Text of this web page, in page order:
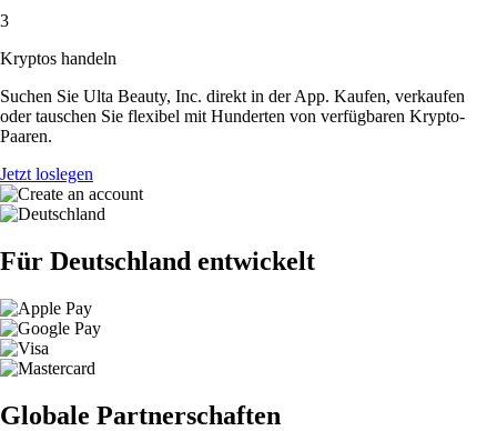
3
Kryptos handeln
Suchen Sie Ulta Beauty, Inc. direkt in der App. Kaufen, verkaufen
oder tauschen Sie flexibel mit Hunderten von verfügbaren Krypto-
Paaren.
Jetzt loslegen
Für Deutschland entwickelt
Globale Partnerschaften